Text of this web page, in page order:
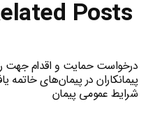
Posts
درخواست حمایت و اقدام جهت
شرایط عمومی پیمان